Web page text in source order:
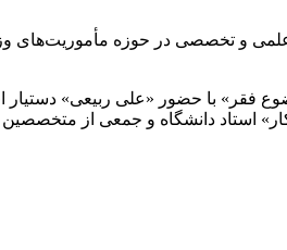
و تخصصی در حوزه مأموریت‌های
فقر» با حضور «علی ربیعی» دستیار
استاد دانشگاه و جمعی از